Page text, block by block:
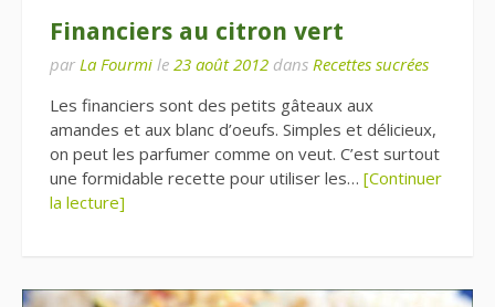
Financiers au citron vert
par La Fourmi le 23 août 2012 dans Recettes sucrées
Les financiers sont des petits gâteaux aux
amandes et aux blanc d’oeufs. Simples et délicieux,
on peut les parfumer comme on veut. C’est surtout
une formidable recette pour utiliser les… [Continuer
la lecture]